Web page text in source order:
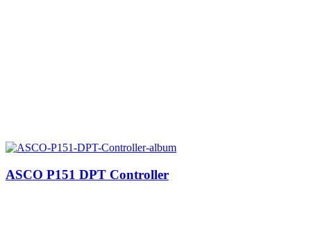
ASCO P151 DPT Controller